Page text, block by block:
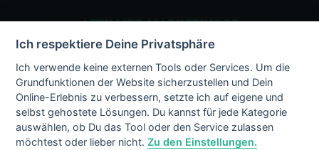
AFFILIATE-MARKETING.DE
Impressum
Kontakt
Datenschutz
Ich respektiere Deine Privatsphäre
Ich verwende keine externen Tools oder Services. Um die
Grundfunktionen der Website sicherzustellen und Dein
Online-Erlebnis zu verbessern, setzte ich auf eigene und
selbst gehostete Lösungen. Du kannst für jede Kategorie
auswählen, ob Du das Tool oder den Service zulassen
möchtest oder lieber nicht.Zu den Einstellungen.